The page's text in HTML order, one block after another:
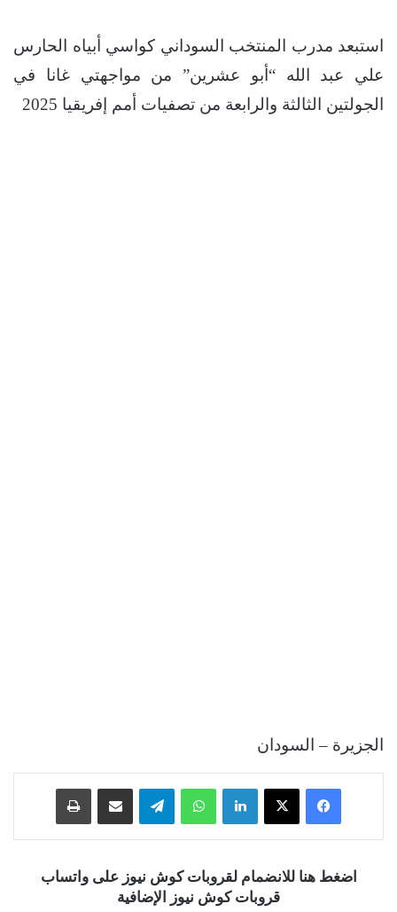
استبعد مدرب المنتخب السوداني كواسي أبياه الحارس
علي عبد الله “أبو عشرين” من مواجهتي غانا في
الجولتين الثالثة والرابعة من تصفيات أمم إفريقيا 2025
الجزيرة – السودان
فيسبوك ‫X لينكدإن واتساب تيلقرام
اضغط هنا للانضمام لقروبات كوش نيوز على واتساب
قروبات كوش نيوز الإضافية